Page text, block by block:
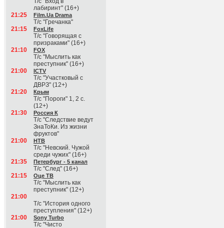
лабиринт" (16+)
21:25
Film.Ua Drama
Т/с "Гречанка"
21:15
FoxLife
Т/с "Говорящая с
призраками" (16+)
21:10
FOX
Т/с "Мыслить как
преступник" (16+)
21:00
ICTV
Т/с "Участковый с
ДВРЗ" (12+)
21:20
Крым
Т/с "Пороги" 1, 2 с.
(12+)
21:30
Россия К
Т/с "Следствие ведут
ЗнаТоКи. Из жизни
фруктов"
21:00
НТВ
Т/с "Невский. Чужой
среди чужих" (16+)
21:35
Петербург - 5 канал
Т/с "След" (16+)
21:15
Оце ТВ
Т/с "Мыслить как
преступник" (12+)
21:00
Т/с "История одного
преступления" (12+)
21:00
Sony Turbo
Т/с "Чисто